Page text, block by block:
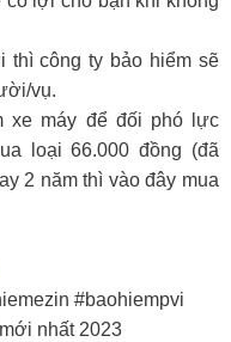
thì công ty bảo hiểm sẽ
vụ.
xe máy để đối phó lực
loại 66.000 đồng (đã
2 năm thì vào đây mua
#baohiempvi
nhất 2023